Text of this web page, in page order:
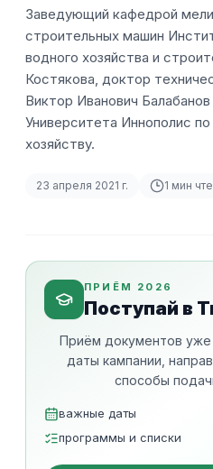
Заведующий кафедрой
строительных машин
водного хозяйства и
Костякова, доктор
Виктор Иванович
Университета Иннополис
хозяйству.
23 апреля 2021 г. 1 мин
ПРИЁМ 2026
Поступай в
Приём документов
даты кампании,
способы
важные даты
программы и списки